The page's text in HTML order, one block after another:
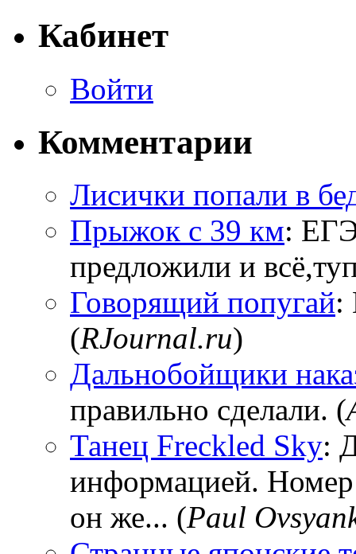
Кабинет
Войти
Комментарии
Лисички попали в
Прыжок с 39 км:
предложили и
Говорящий попугай:
(RJournal.ru)
Дальнобойщики
правильно сделали. (
Танец Freckled Sky:
информацией.
он же... (Paul